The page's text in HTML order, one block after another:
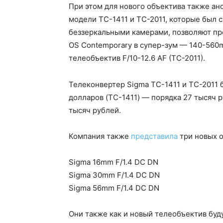
При этом для нового объектива также
модели TC-1411 и TC-2011, которые был
беззеркальными камерами, позволяют
OS Contemporary в супер-зум — 140-
телеобъектив F/10-12.6 AF (TC-2011).
Телеконвертер Sigma TC-1411 и TC-
долларов (TC-1411) — порядка 27 тысяч
тысяч рублей.
Компания также представила три новых
Sigma 16mm F/1.4 DC DN
Sigma 30mm F/1.4 DC DN
Sigma 56mm F/1.4 DC DN
Они также как и новый телеобъектив